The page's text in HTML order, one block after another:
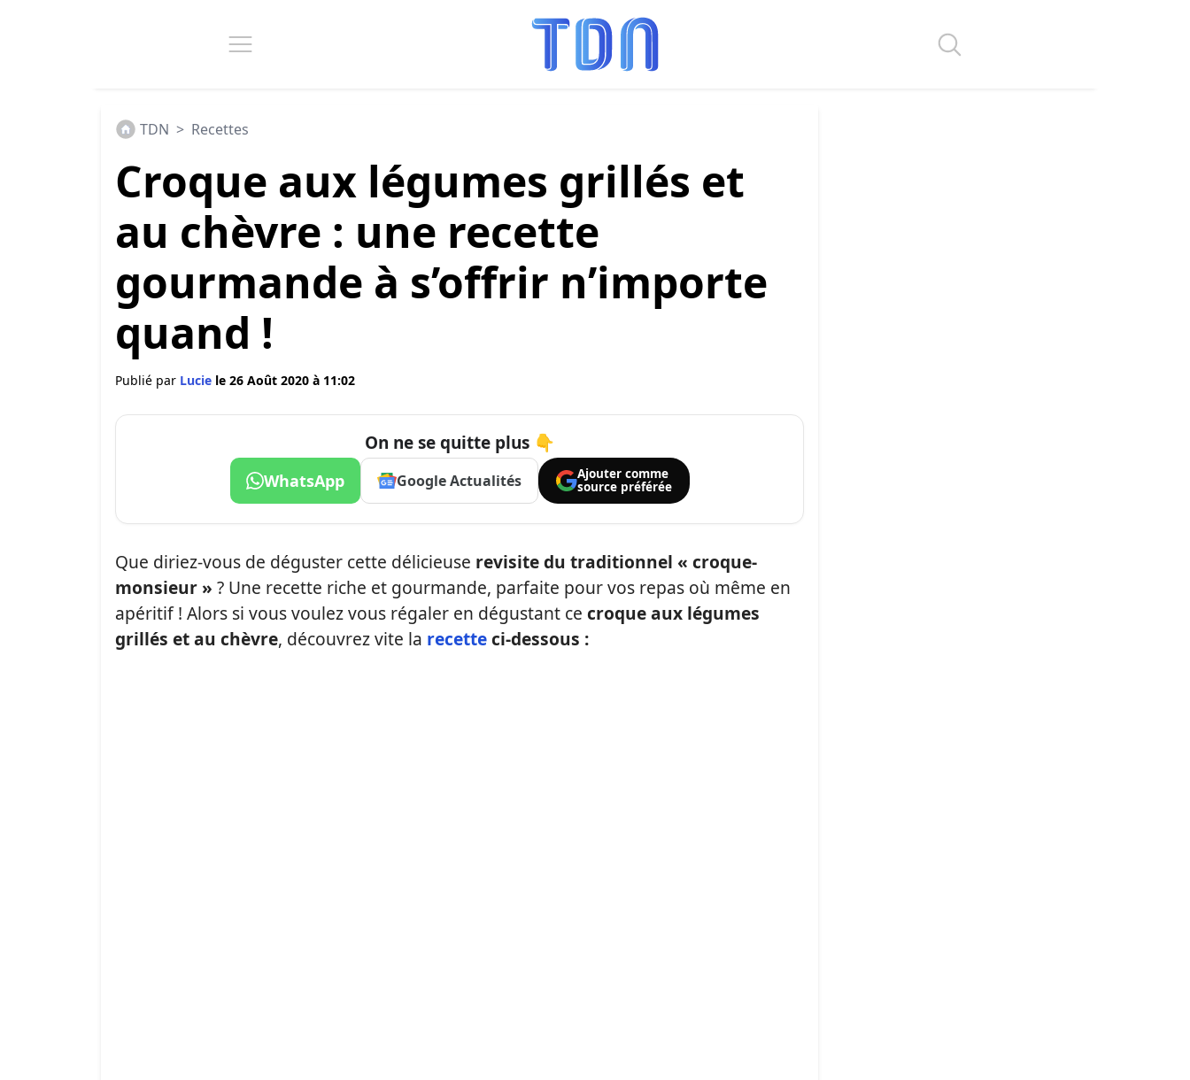
TDN > Recettes
Croque aux légumes grillés et
au chèvre : une recette
gourmande à s’offrir n’importe
quand !
Publié par Lucie le 26 Août 2020 à 11:02
On ne se quitte plus 👇
WhatsApp Google Actualités
Ajouter comme
source préférée
Que diriez-vous de déguster cette délicieuse revisite du traditionnel « croque-
monsieur » ? Une recette riche et gourmande, parfaite pour vos repas où même en
apéritif ! Alors si vous voulez vous régaler en dégustant ce croque aux légumes
grillés et au chèvre, découvrez vite la recetteci-dessous :